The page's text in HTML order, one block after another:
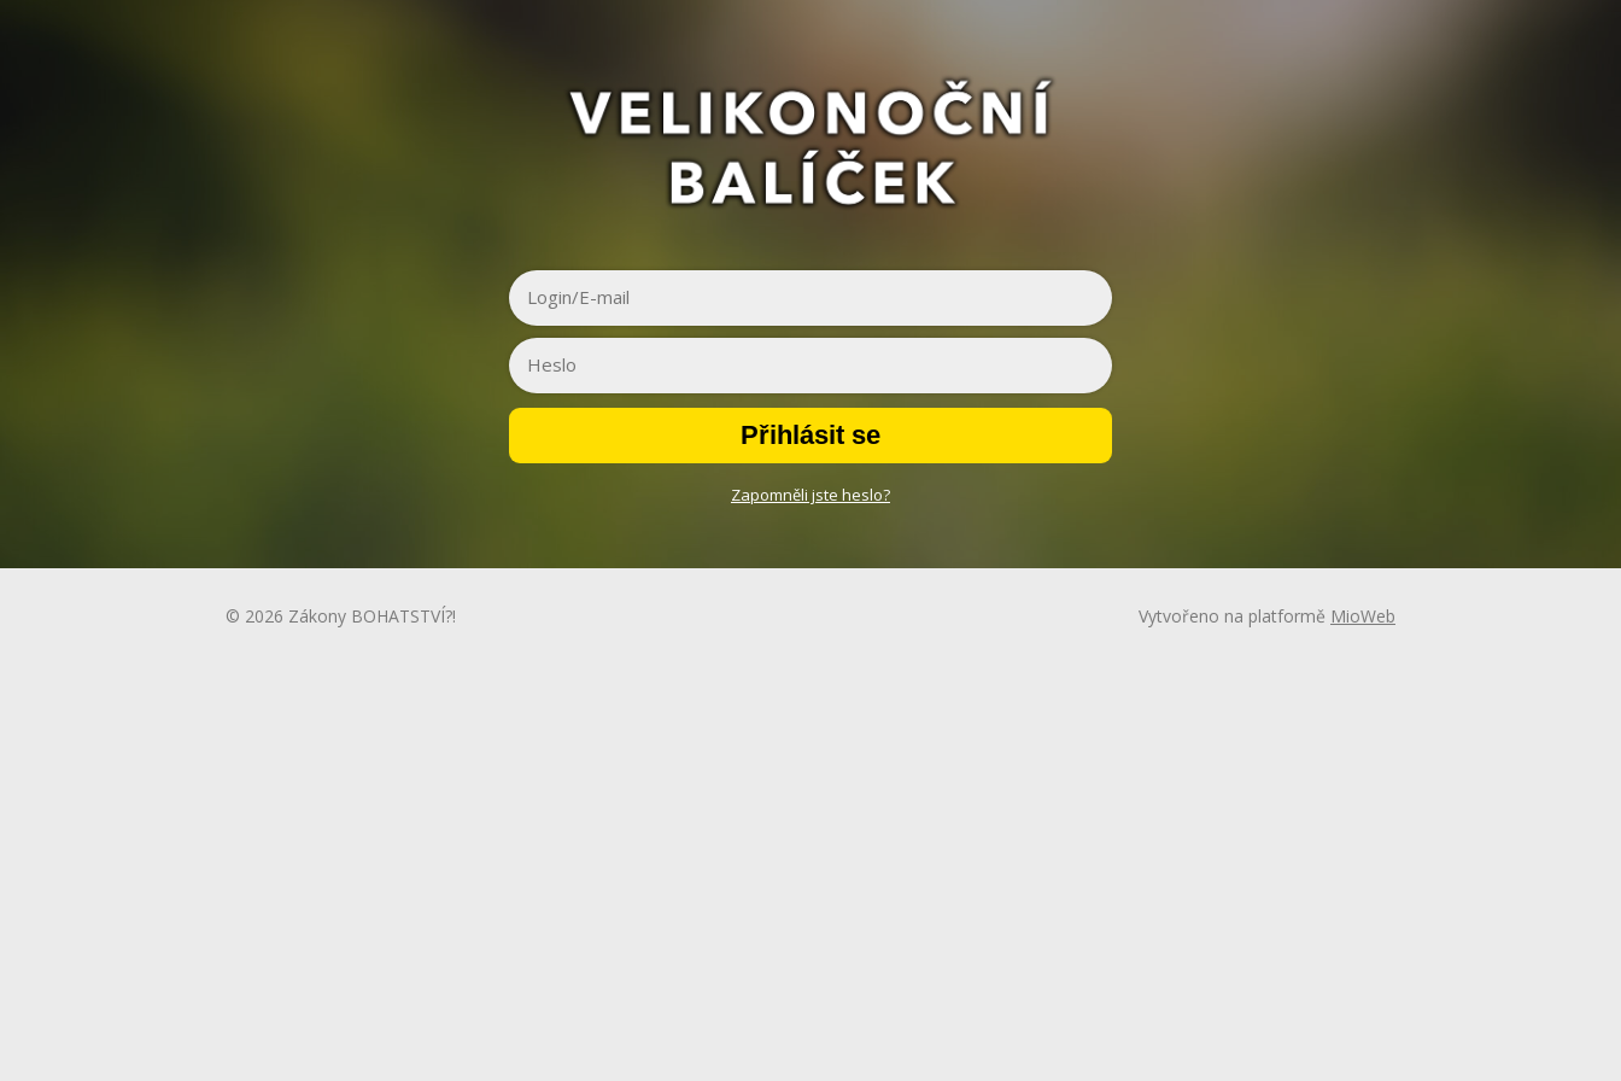
Přihlásit se
Zapomněli jste heslo?
© 2026 Zákony BOHATSTVÍ?! Vytvořeno na platformě MioWeb